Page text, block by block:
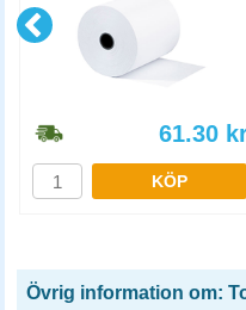
61.30
KÖP
Övrig information om: